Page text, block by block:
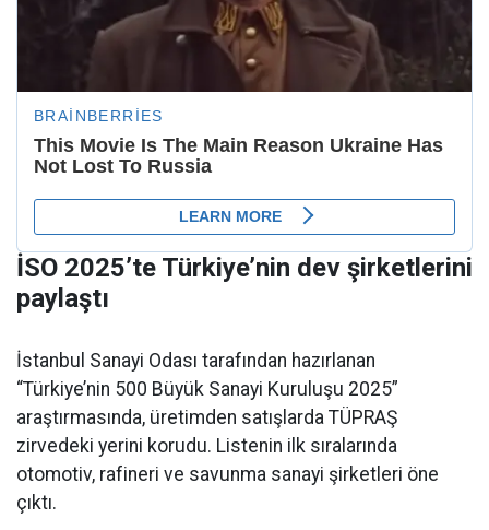
İSO 2025’te Türkiye’nin dev şirketlerini
paylaştı
İstanbul Sanayi Odası tarafından hazırlanan
“Türkiye’nin 500 Büyük Sanayi Kuruluşu 2025”
araştırmasında, üretimden satışlarda TÜPRAŞ
zirvedeki yerini korudu. Listenin ilk sıralarında
otomotiv, rafineri ve savunma sanayi şirketleri öne
çıktı.